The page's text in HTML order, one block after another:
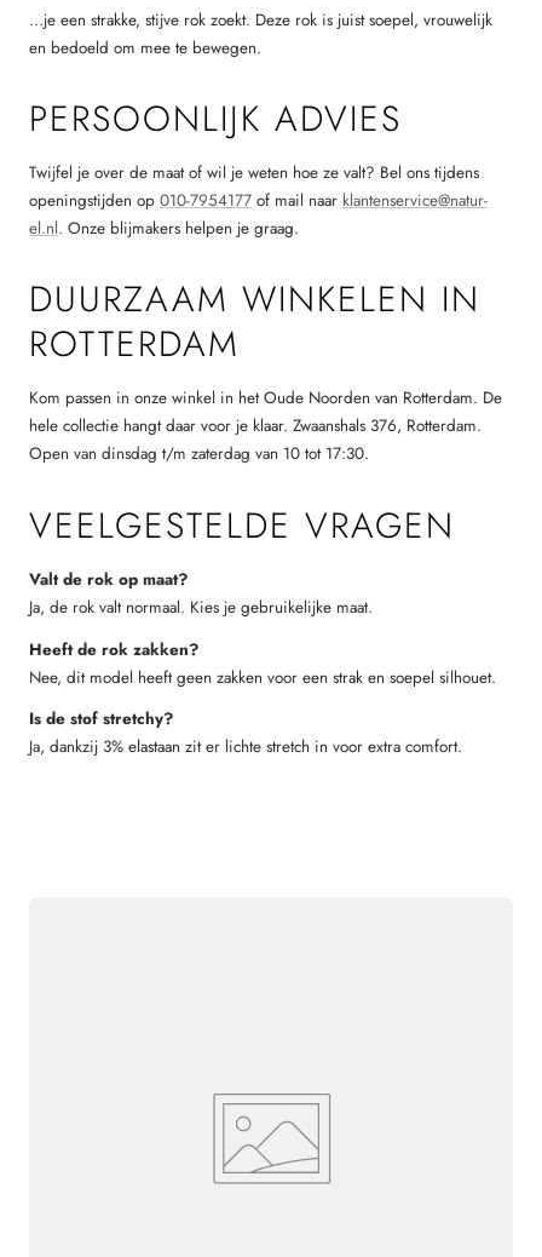
…je een strakke, stijve rok zoekt. Deze rok is juist soepel, vrouwelijk
en bedoeld om mee te bewegen.
PERSOONLIJK ADVIES
Twijfel je over de maat of wil je weten hoe ze valt? Bel ons tijdens
openingstijden op 010-7954177 of mail naar klantenservice@natur-
el.nl. Onze blijmakers helpen je graag.
DUURZAAM WINKELEN IN
ROTTERDAM
Kom passen in onze winkel in het Oude Noorden van Rotterdam. De
hele collectie hangt daar voor je klaar. Zwaanshals 376, Rotterdam.
Open van dinsdag t/m zaterdag van 10 tot 17:30.
VEELGESTELDE VRAGEN
Valt de rok op maat?
Ja, de rok valt normaal. Kies je gebruikelijke maat.
Heeft de rok zakken?
Nee, dit model heeft geen zakken voor een strak en soepel silhouet.
Is de stof stretchy?
Ja, dankzij 3% elastaan zit er lichte stretch in voor extra comfort.